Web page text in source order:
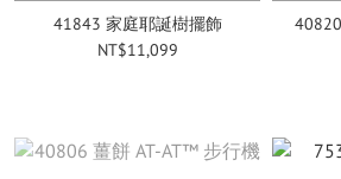
41843 家庭耶誕樹擺飾
NT$11,099